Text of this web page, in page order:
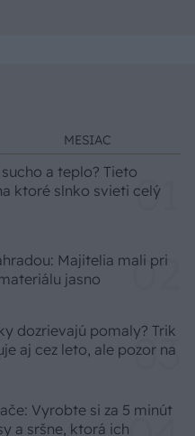
MESIAC
a teplo? Tieto
ktoré slnko svieti celý
Majitelia mali pri
jasno
dozrievajú pomaly? Trik
aj cez leto, ale pozor na
Vyrobte si za 5 minút
a sršne, ktorá ich